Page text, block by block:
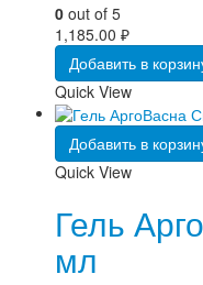
0 out of 5
1,185.00 ₽
Добавить в
Quick View
Добавить в
Quick View
Гель
мл